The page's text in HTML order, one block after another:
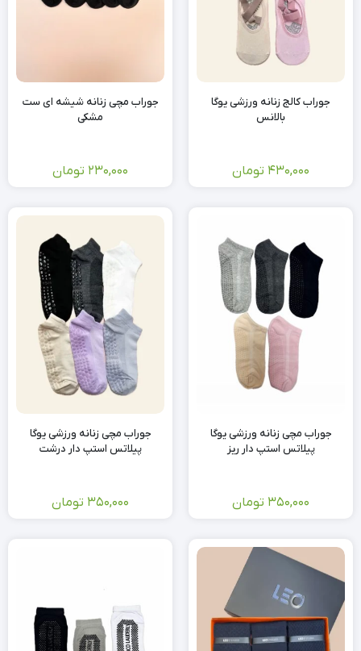
جوراب کالج زنانه ورزشی یوگا
بالانس
430,000 تومان
جوراب مچی زنانه شیشه ای ست
مشکی
230,000 تومان
جوراب مچی زنانه ورزشی یوگا
پیلاتس استپ دار ریز
350,000 تومان
جوراب مچی زنانه ورزشی یوگا
پیلاتس استپ دار درشت
350,000 تومان